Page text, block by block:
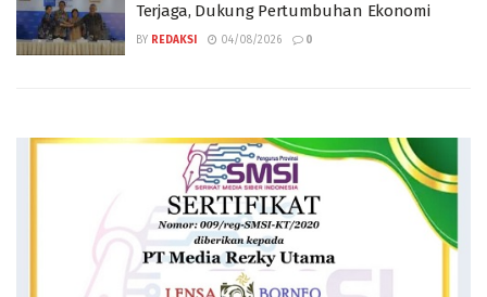
Terjaga, Dukung Pertumbuhan Ekonomi
BY REDAKSI 04/08/2026 0